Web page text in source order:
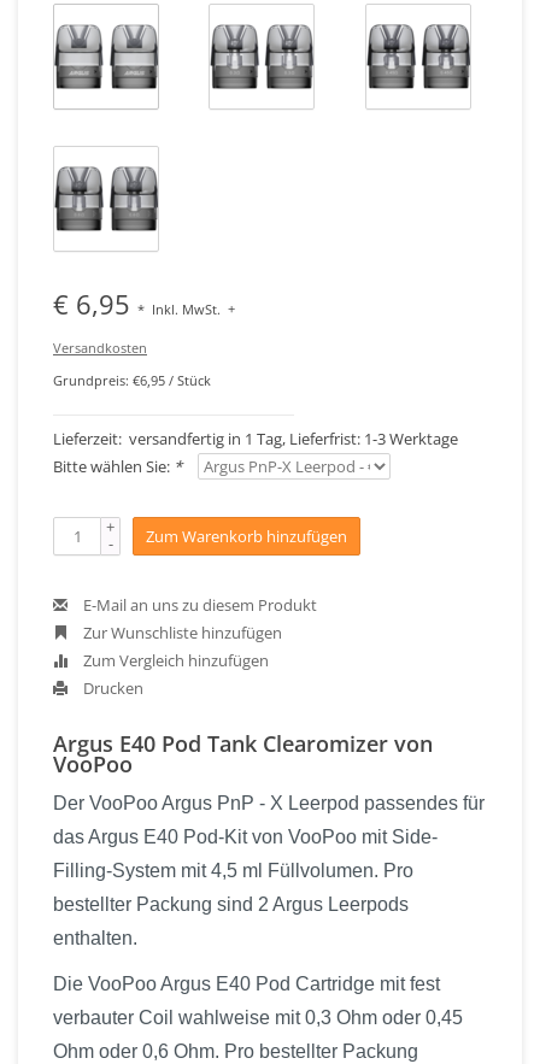
€ 6,95 * Inkl. MwSt. +
Versandkosten
Grundpreis: €6,95 / Stück
Lieferzeit: versandfertig in 1 Tag, Lieferfrist: 1-3 Werktage
Bitte wählen Sie: *
+
- Zum Warenkorb hinzufügen
E-Mail an uns zu diesem Produkt
Zur Wunschliste hinzufügen
Zum Vergleich hinzufügen
Drucken
Argus E40 Pod Tank Clearomizer von
VooPoo
Der VooPoo Argus PnP - X Leerpod passendes für
das Argus E40 Pod-Kit von VooPoo mit Side-
Filling-System mit 4,5 ml Füllvolumen. Pro
bestellter Packung sind 2 Argus Leerpods
enthalten.
Die VooPoo Argus E40 Pod Cartridge mit fest
verbauter Coil wahlweise mit 0,3 Ohm oder 0,45
Ohm oder 0,6 Ohm. Pro bestellter Packung